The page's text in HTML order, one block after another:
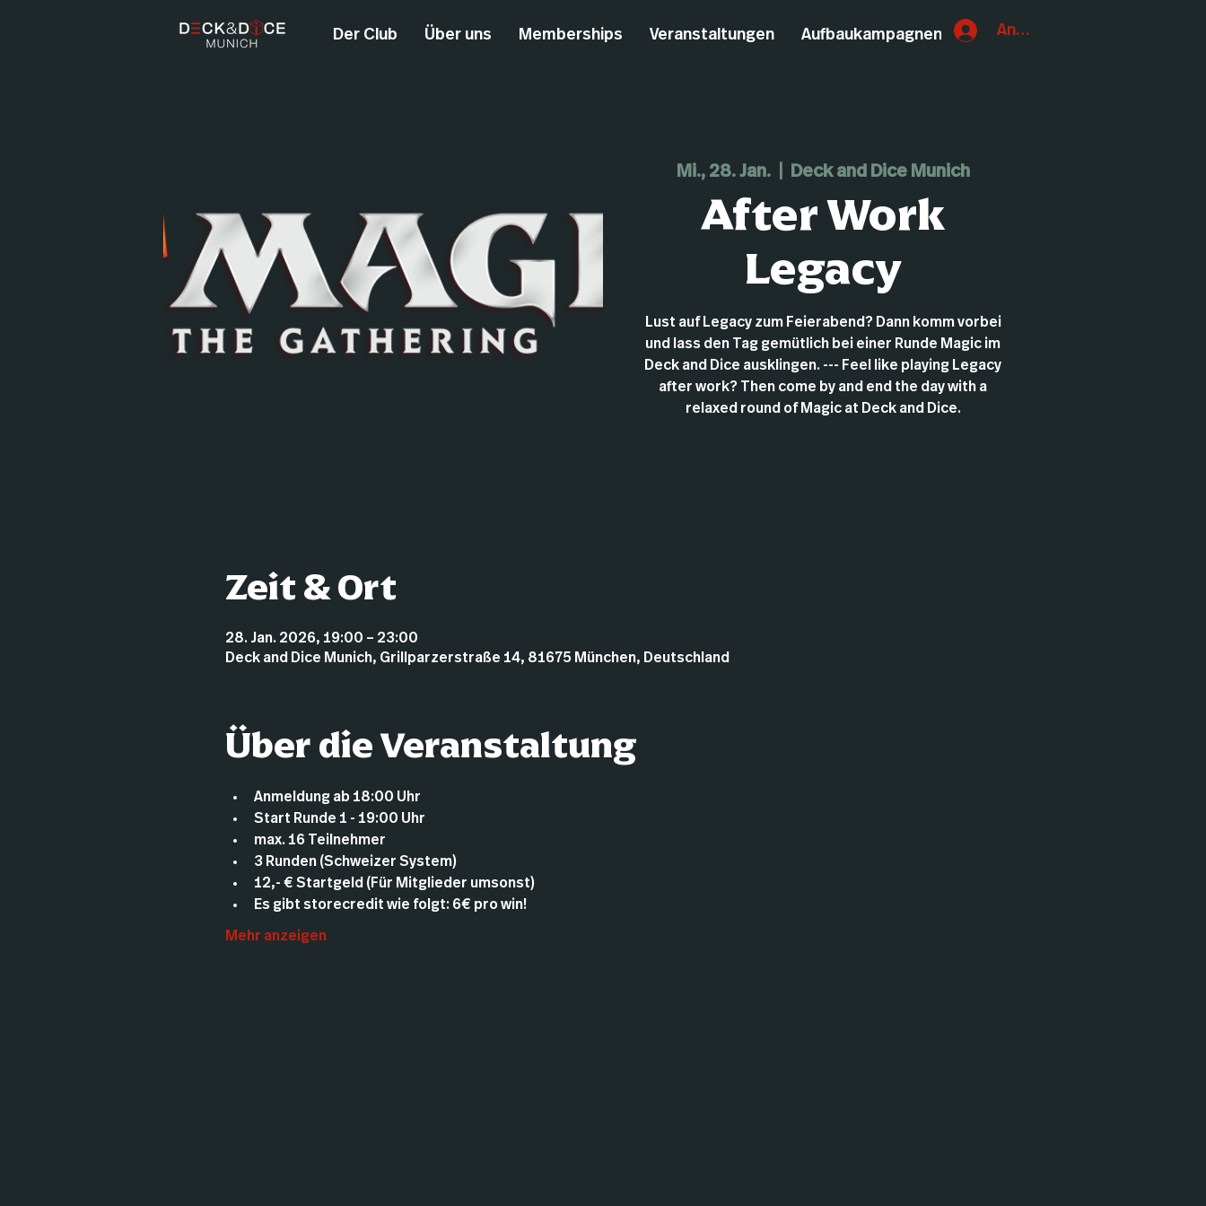
Der Club Über uns Memberships Veranstaltungen Aufbaukampagnen Anmelden
Mi., 28. Jan.
  |
Deck and Dice Munich
After Work
Legacy
Lust auf Legacy zum Feierabend? Dann komm vorbei
und lass den Tag gemütlich bei einer Runde Magic im
Deck and Dice ausklingen. --- Feel like playing Legacy
after work? Then come by and end the day with a
relaxed round of Magic at Deck and Dice.
Zeit & Ort
28. Jan. 2026, 19:00 – 23:00
Deck and Dice Munich, Grillparzerstraße 14, 81675 München, Deutschland
Über die Veranstaltung
Anmeldung ab 18:00 Uhr
Start Runde 1 - 19:00 Uhr
max. 16 Teilnehmer
3 Runden (Schweizer System)
12,- € Startgeld (Für Mitglieder umsonst)
Es gibt storecredit wie folgt: 6€ pro win!
Mehr anzeigen